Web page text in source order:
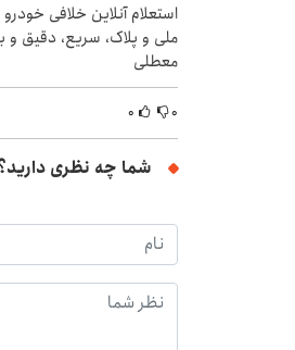
استعلام آنلاین خلافی
ملی و پلاک، سریع، دقیق و
معطلی
۰ ۰
شما چه نظری